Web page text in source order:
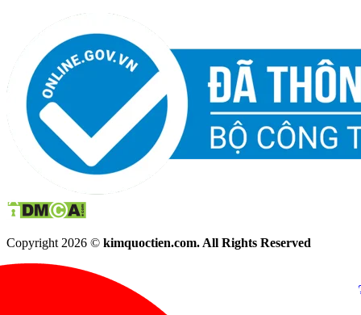
Copyright 2026 © kimquoctien.com. All Rights Reserved
(8h00 - 21h30)
(8h00 -